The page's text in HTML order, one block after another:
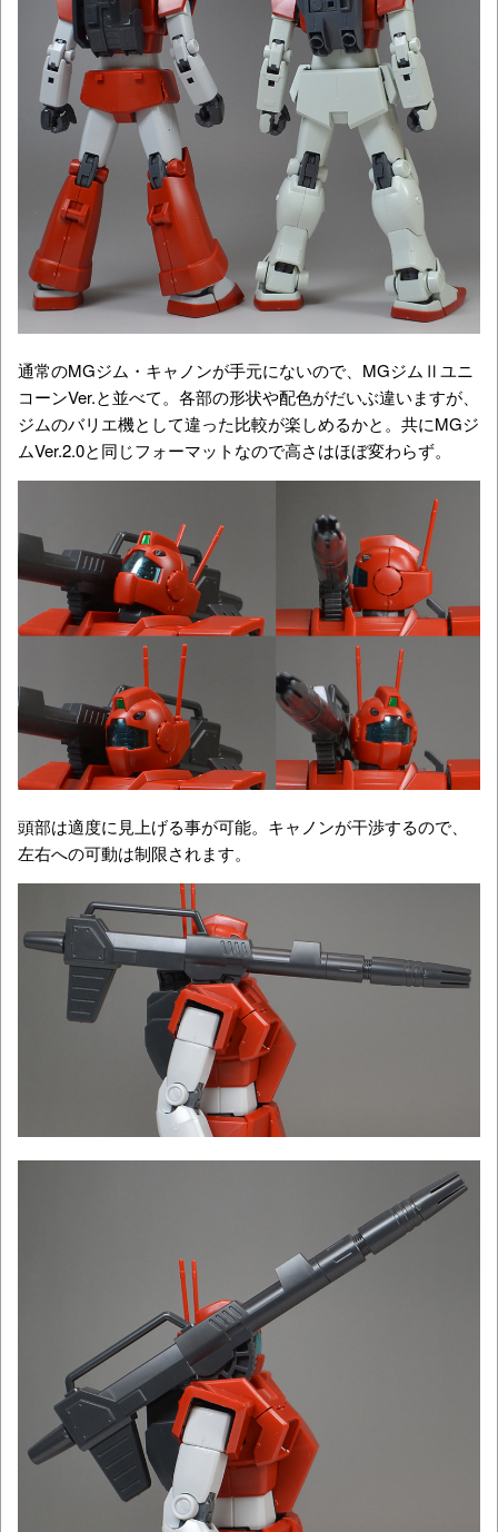
通常のMGジム・キャノンが手元にないので、MGジムⅡユニ
コーンVer.と並べて。各部の形状や配色がだいぶ違いますが、
ジムのバリエ機として違った比較が楽しめるかと。共にMGジ
ムVer.2.0と同じフォーマットなので高さはほぼ変わらず。
頭部は適度に見上げる事が可能。キャノンが干渉するので、
左右への可動は制限されます。